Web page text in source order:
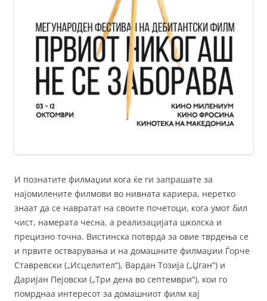
И познатите филмаџии кога ќе ги запрашате за
најомилените филмови во нивната кариера, неретко
знаат да се навратат на своите почетоци, кога умот бил
чист, намерата чесна, а реализацијата школска и
прецизно точна. Вистинска потврда за овие тврдења се
и првите остварувања и на домашните филмаџии Ѓорче
Ставревски („Исцелител“), Вардан Тозија („Џган“) и
Даријан Пејовски („Три дена во септември“), кои го
помрднаа интересот за домашниот филм кај